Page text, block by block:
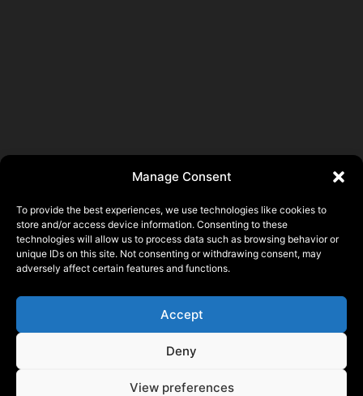
Manage Consent
To provide the best experiences, we use technologies like cookies to
store and/or access device information. Consenting to these
technologies will allow us to process data such as browsing behavior or
unique IDs on this site. Not consenting or withdrawing consent, may
adversely affect certain features and functions.
Accept
Deny
View preferences
Pierre ALLAIN
22140 Saint Laurent, FRANCE
N° SIRET 93356873500015
© 2026 Pierre ALLAIN